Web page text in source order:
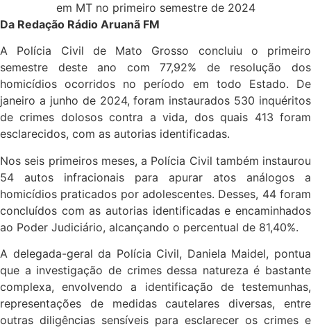
Da Redação Rádio Aruanã FM
A Polícia Civil de Mato Grosso concluiu o primeiro
semestre deste ano com 77,92% de resolução dos
homicídios ocorridos no período em todo Estado. De
janeiro a junho de 2024, foram instaurados 530 inquéritos
de crimes dolosos contra a vida, dos quais 413 foram
esclarecidos, com as autorias identificadas.
Nos seis primeiros meses, a Polícia Civil também instaurou
54 autos infracionais para apurar atos análogos a
homicídios praticados por adolescentes. Desses, 44 foram
concluídos com as autorias identificadas e encaminhados
ao Poder Judiciário, alcançando o percentual de 81,40%.
A delegada-geral da Polícia Civil, Daniela Maidel, pontua
que a investigação de crimes dessa natureza é bastante
complexa, envolvendo a identificação de testemunhas,
representações de medidas cautelares diversas, entre
outras diligências sensíveis para esclarecer os crimes e